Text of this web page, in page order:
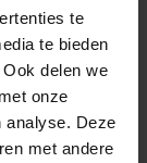
te
te bieden
delen we
onze
analyse. Deze
met andere
van de hemel